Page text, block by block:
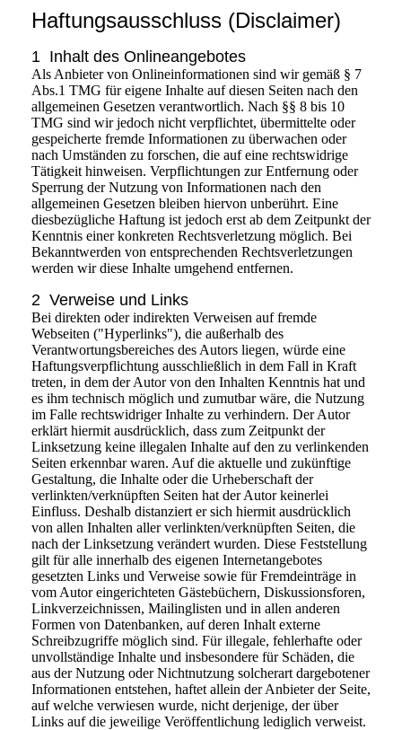
Haftungsausschluss (Disclaimer)
1 Inhalt des Onlineangebotes
Als Anbieter von Onlineinformationen sind wir gemäß § 7
Abs.1 TMG für eigene Inhalte auf diesen Seiten nach den
allgemeinen Gesetzen verantwortlich. Nach §§ 8 bis 10
TMG sind wir jedoch nicht verpflichtet, übermittelte oder
gespeicherte fremde Informationen zu überwachen oder
nach Umständen zu forschen, die auf eine rechtswidrige
Tätigkeit hinweisen. Verpflichtungen zur Entfernung oder
Sperrung der Nutzung von Informationen nach den
allgemeinen Gesetzen bleiben hiervon unberührt. Eine
diesbezügliche Haftung ist jedoch erst ab dem Zeitpunkt der
Kenntnis einer konkreten Rechtsverletzung möglich. Bei
Bekanntwerden von entsprechenden Rechtsverletzungen
werden wir diese Inhalte umgehend entfernen.
2 Verweise und Links
Bei direkten oder indirekten Verweisen auf fremde
Webseiten ("Hyperlinks"), die außerhalb des
Verantwortungsbereiches des Autors liegen, würde eine
Haftungsverpflichtung ausschließlich in dem Fall in Kraft
treten, in dem der Autor von den Inhalten Kenntnis hat und
es ihm technisch möglich und zumutbar wäre, die Nutzung
im Falle rechtswidriger Inhalte zu verhindern. Der Autor
erklärt hiermit ausdrücklich, dass zum Zeitpunkt der
Linksetzung keine illegalen Inhalte auf den zu verlinkenden
Seiten erkennbar waren. Auf die aktuelle und zukünftige
Gestaltung, die Inhalte oder die Urheberschaft der
verlinkten/verknüpften Seiten hat der Autor keinerlei
Einfluss. Deshalb distanziert er sich hiermit ausdrücklich
von allen Inhalten aller verlinkten/verknüpften Seiten, die
nach der Linksetzung verändert wurden. Diese Feststellung
gilt für alle innerhalb des eigenen Internetangebotes
gesetzten Links und Verweise sowie für Fremdeinträge in
vom Autor eingerichteten Gästebüchern, Diskussionsforen,
Linkverzeichnissen, Mailinglisten und in allen anderen
Formen von Datenbanken, auf deren Inhalt externe
Schreibzugriffe möglich sind. Für illegale, fehlerhafte oder
unvollständige Inhalte und insbesondere für Schäden, die
aus der Nutzung oder Nichtnutzung solcherart dargebotener
Informationen entstehen, haftet allein der Anbieter der Seite,
auf welche verwiesen wurde, nicht derjenige, der über
Links auf die jeweilige Veröffentlichung lediglich verweist.